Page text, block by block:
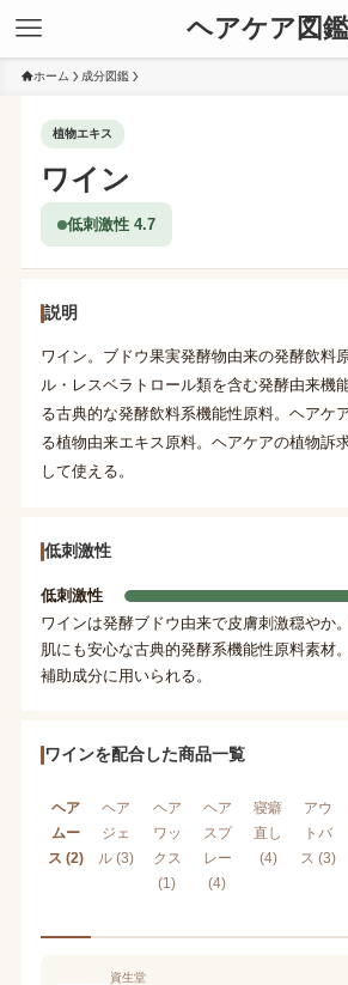
ヘアケア図鑑
ホーム 成分図鑑
植物エキス
ワイン
低刺激性 4.7
説明
ワイン。ブドウ果実発酵物由来の発酵飲料
ル・レスベラトロール類を含む発酵由来機
る古典的な発酵飲料系機能性原料。ヘアケ
る植物由来エキス原料。ヘアケアの植物訴
して使える。
低刺激性
低刺激性
ワインは発酵ブドウ由来で皮膚刺激穏やか
肌にも安心な古典的発酵系機能性原料素材
補助成分に用いられる。
ワインを配合した商品一覧
ヘア
ムー
ス (2)
ヘア
ジェ
ル (3)
ヘア
ワッ
クス
(1)
ヘア
スプ
レー
(4)
寝癖
直し
(4)
アウ
トバ
ス (3)
資生堂